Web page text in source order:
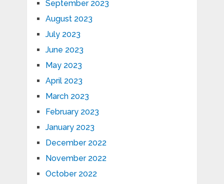
September 2023
August 2023
July 2023
June 2023
May 2023
April 2023
March 2023
February 2023
January 2023
December 2022
November 2022
October 2022